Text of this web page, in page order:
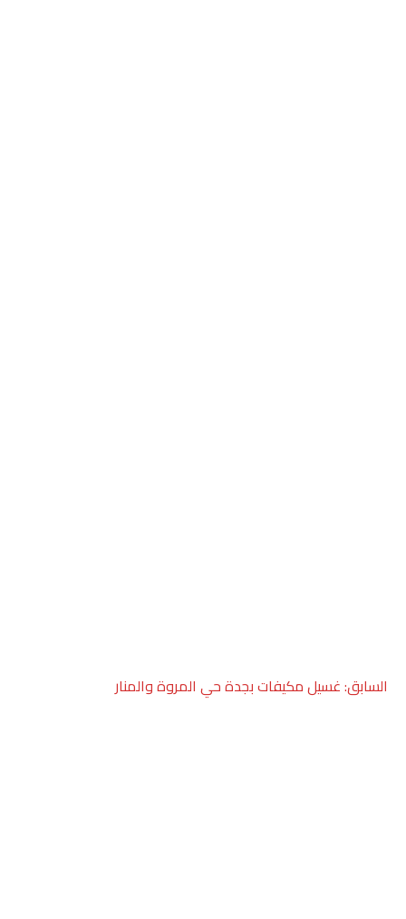
تصفّح
السابق: غسيل مكيفات بجدة حي المروة والمنار